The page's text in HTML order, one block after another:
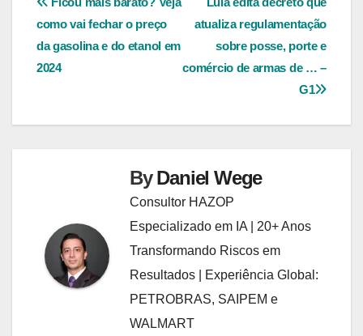
Navegação
de
Post
atualiza regulamentação
sobre posse, porte e
comércio de armas de … –
G1
como vai fechar o preço
da gasolina e do etanol em
2024
ByDaniel Wege
Consultor HAZOP
Especializado em IA | 20+ Anos
Transformando Riscos em
Resultados | Experiência Global:
PETROBRAS, SAIPEM e
WALMART